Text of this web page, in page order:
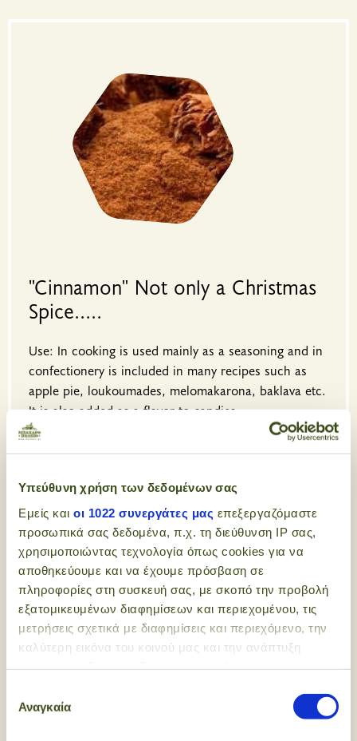
Υπεύθυνη χρήση των δεδομένων σας
Εμείς και οι 1022 συνεργάτες μας επεξεργαζόμαστε
προσωπικά σας δεδομένα, π.χ. τη διεύθυνση IP σας,
χρησιμοποιώντας τεχνολογία όπως cookies για να
αποθηκεύουμε και να έχουμε πρόσβαση σε
πληροφορίες στη συσκευή σας, με σκοπό την προβολή
εξατομικευμένων διαφημίσεων και περιεχομένου, τις
μετρήσεις σχετικά με διαφημίσεις και περιεχόμενο, την
καλύτερη εικόνα του κοινού μας και την ανάπτυξη
σκοπούς.
συγκατάθεσης
Αναγκαία
"Cinnamon" Not only a Christmas
Spice.....
Use: In cooking is used mainly as a seasoning and in
confectionery is included in many recipes such as
apple pie, loukoumades, melomakarona, baklava etc.
It is also added as a flavor to candies,...